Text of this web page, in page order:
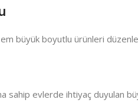
büyük boyutlu ürünleri
evlerde ihtiyaç duyulan